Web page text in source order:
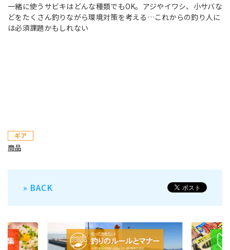
一緒に使うサビキはどんな種類でもOK。アジやイワシ、小サバな
どをたくさん釣りながら環境対策を考える…これからの釣り人に
は必須課題かもしれない
ギア
商品
» BACK